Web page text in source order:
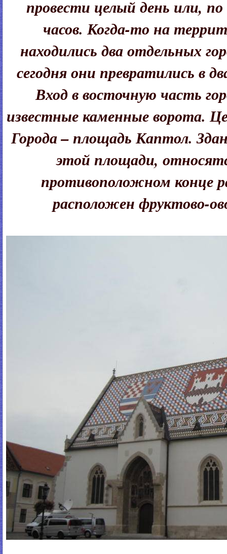
провести целый день или, по
часов. Когда-то на
находились два отдельных
сегодня они превратились в
Вход в восточную часть
известные каменные ворота.
Города – площадь Каптол.
этой площади,
противоположном конце
расположен фруктово-